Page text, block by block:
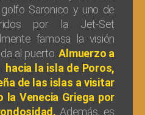
Saronico y uno de
por la Jet-Set
famosa la visión
al puerto.Almuerzo a
hacia la isla de Poros,
de las islas a visitar
la Venecia Griega por
Además, es